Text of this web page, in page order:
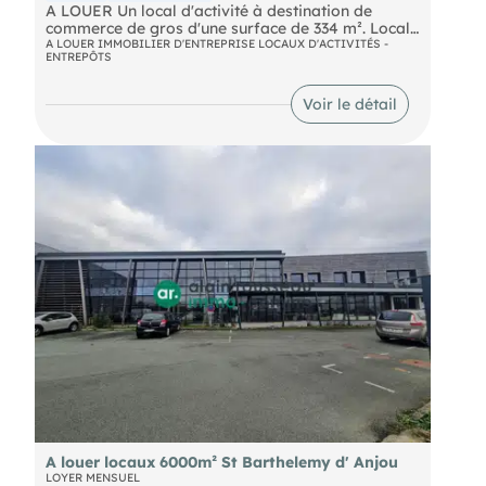
A LOUER Un local d'activité à destination de
commerce de gros d'une surface de 334 m². Local
neuf, isolé, avec porte sectionnelle et bureaux de
81 m² aménagés. Parkings Disponibilité :
immédiate Loyer mensuel HT/HC : 2 923 € (+
charges et foncier) Dépôt de garantie : 3 mois de
loyer HT/HC soit 8 769 € Honoraires charge
% soit 5 262 € HT (6 314 € TTC) Les informations
disponibles sur le site
A LOUER IMMOBILIER D'ENTREPRISE LOCAUX D'ACTIVITÉS -
ENTREPÔTS
Voir le détail
A louer locaux 6000m² St Barthelemy d' Anjou
LOYER MENSUEL